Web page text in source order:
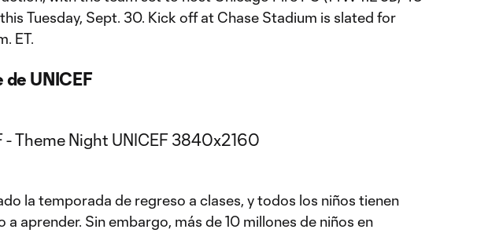
Tuesday, Sept. 30. Kick off at Chase Stadium is slated for
ET.
de UNICEF
la temporada de regreso a clases, y todos los niños tienen
a aprender. Sin embargo, más de 10 millones de niños en